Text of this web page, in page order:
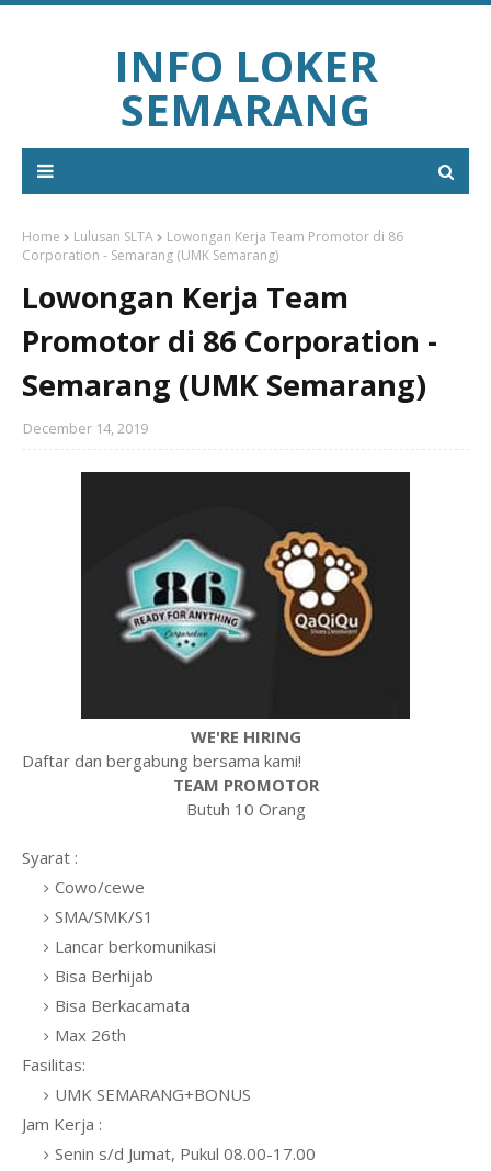
INFO LOKER
SEMARANG
Home Lulusan SLTA
Lowongan Kerja Team Promotor di 86
Corporation - Semarang (UMK Semarang)
Lowongan Kerja Team
Promotor di 86 Corporation -
Semarang (UMK Semarang)
December 14, 2019
WE'RE HIRING
Daftar dan bergabung bersama kami!
TEAM PROMOTOR
Butuh 10 Orang
Syarat :
Cowo/cewe
SMA/SMK/S1
Lancar berkomunikasi
Bisa Berhijab
Bisa Berkacamata
Max 26th
Fasilitas:
UMK SEMARANG+BONUS
Jam Kerja :
Senin s/d Jumat, Pukul 08.00-17.00